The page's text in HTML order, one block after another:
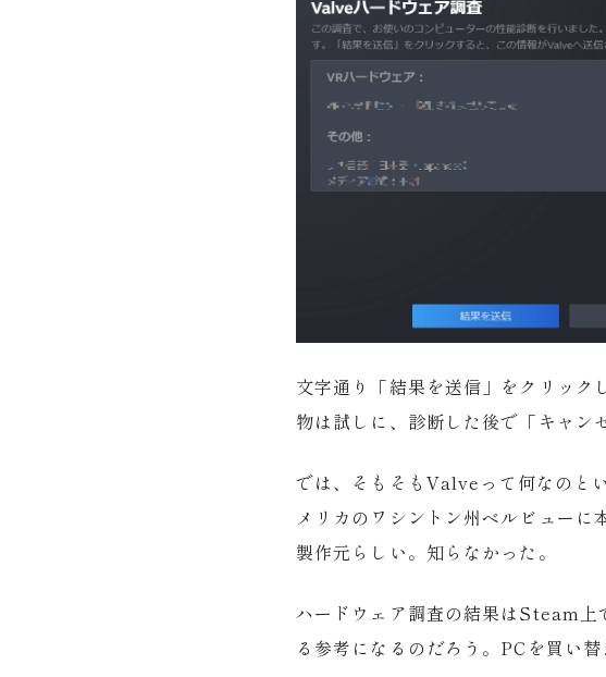
文字通り「結果を送信」をクリッ
物は試しに、診断した後で「キャン
では、そもそもValveって何なの
メリカのワシントン州ベルビュー
製作元らしい。知らなかった。
ハードウェア調査の結果はSteam上
る参考になるのだろう。PCを買い